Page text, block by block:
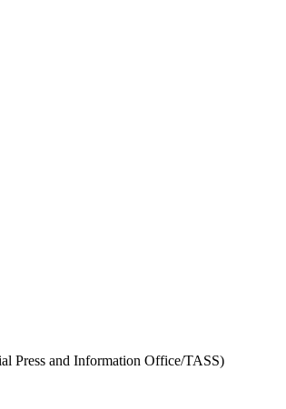
Press and Information Office/TASS)